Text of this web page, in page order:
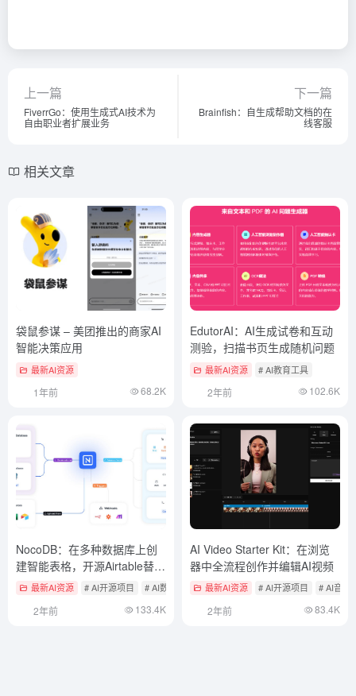
上一篇
FiverrGo：使用生成式AI技术为
自由职业者扩展业务
下一篇
Brainfish：自生成帮助文档的在
线客服
相关文章
袋鼠参谋 – 美团推出的商家AI
智能决策应用
最新AI资源
1年前 68.2K
EdutorAI：AI生成试卷和互动
测验，扫描书页生成随机问题
最新AI资源 # AI教育工具
2年前 102.6K
NocoDB：在多种数据库上创
建智能表格，开源Airtable替代
方案最新AI资源 # AI开源项目 # AI数据分析
2年前 133.4K
AI Video Starter Kit：在浏览
器中全流程创作并编辑AI视频
最新AI资源 # AI开源项目 # AI音视
2年前 83.4K